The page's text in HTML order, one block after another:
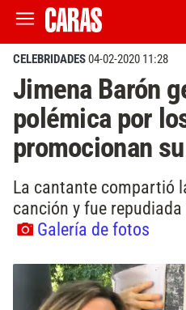
CELEBRIDADES04-02-2020 11:28
Jimena Barón
polémica por
promocionan
La cantante compartió
canción y fue
Galería de fotos